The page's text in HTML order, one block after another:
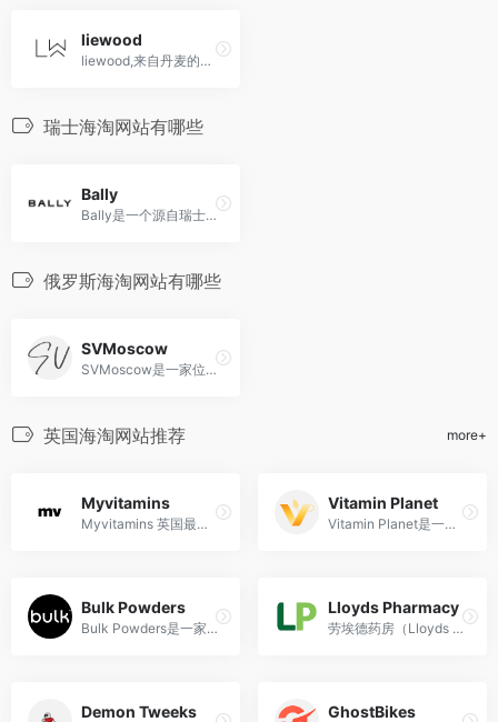
liewood
liewood,来自丹麦的北欧风的童装品牌海淘网站
瑞士海淘网站有哪些
Bally
Bally是一个源自瑞士的高端时尚品牌，以制作高质量的皮革制品为主，同时也提供男女服装、配饰和香水等产品系列，代表了高品质、奢华和精致的时尚。
俄罗斯海淘网站有哪些
SVMoscow
SVMoscow是一家位于俄罗斯的时尚零售概念店和在线平台，专注于推广独立设计师品牌和引领时尚潮流。
英国海淘网站推荐 more+
Myvitamins
Myvitamins 英国最好的“维他命”，是一家专注提供高质量营养补充品的品牌，致力于支持个人的整体健康和福祉。支持支付宝，满50英镑免邮中国。
Vitamin Planet
Vitamin Planet是一家总部位于英国的领先保健营养品牌，专注于提供高质量的维生素、矿物质和营养补充品，致力于帮助顾客保持健康生活方式。
Bulk Powders
Bulk Powders是一家总部位于英国的保健营养品牌，专注于提供高质量的蛋白粉、氨基酸、维生素等营养补充品，为健身爱好者和健康意识者提供全面的营养支持。
Lloyds Pharmacy
劳埃德药房（Lloyds Pharmacy）是英国最大的药房连锁，提供全面的医药保健服务，包括处方药和非处方药销售、健康咨询、药物管理等服务。
Demon Tweeks GhostBikes